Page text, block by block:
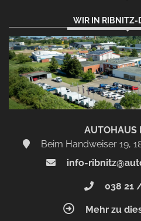
WIR IN RIBNITZ-
AUTOHAUS
Beim Handweiser 19,
info-
038 21
Mehr zu